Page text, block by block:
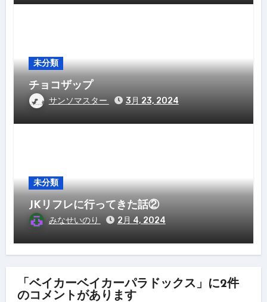
未分類
チョコザップ
サンソマスター 3月 23, 2024
未分類
JKリフレに行ってきた話②
みなせいのり 2月 4, 2024
「ベイカーベイカーパラドックス」に2件
のコメントがあります